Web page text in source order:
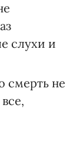
слухи и
смерть не